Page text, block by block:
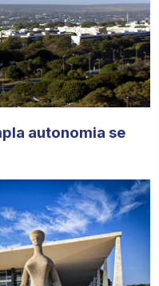
autonomia se